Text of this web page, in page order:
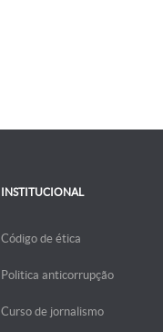
INSTITUCIONAL
Código de ética
Politica anticorrupção
Curso de jornalismo